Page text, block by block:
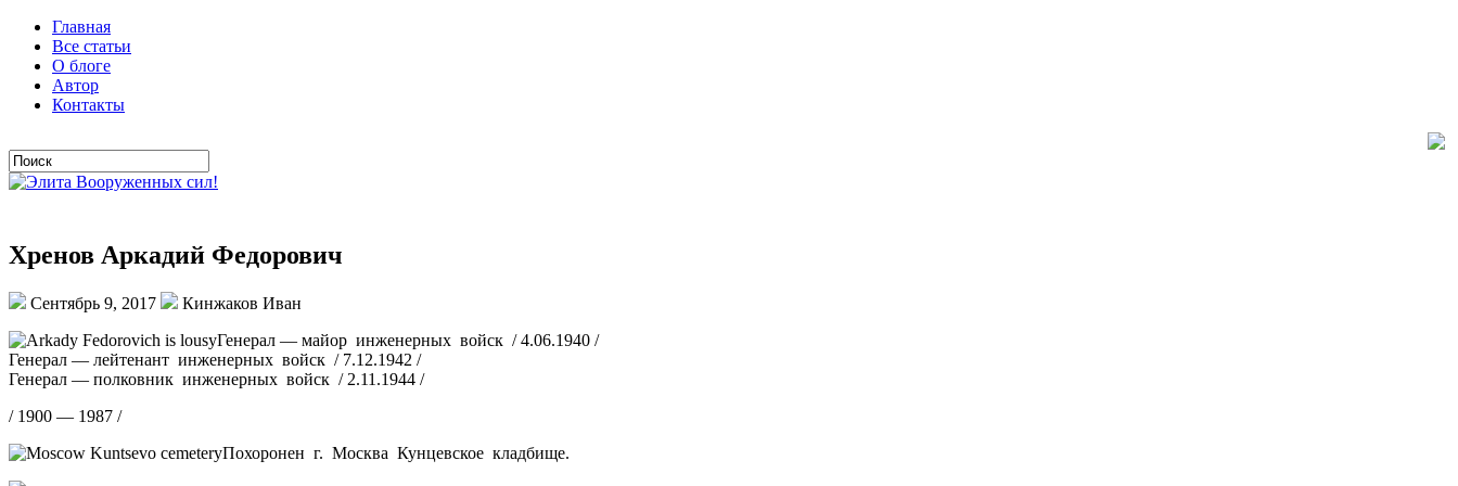
Главная
Все статьи
О блоге
Автор
Контакты
Хренов Аркадий Федорович
Сентябрь 9, 2017
Кинжаков Иван
Генерал — майор инженерных войск / 4.06.1940 /
Генерал — лейтенант инженерных войск / 7.12.1942 /
Генерал — полковник инженерных войск / 2.11.1944 /
/ 1900 — 1987 /
Похоронен г. Москва Кунцевское кладбище.